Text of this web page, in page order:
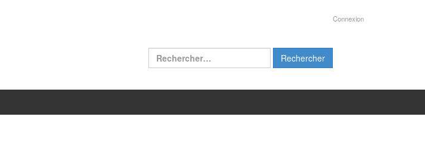
Connexion
Rechercher :